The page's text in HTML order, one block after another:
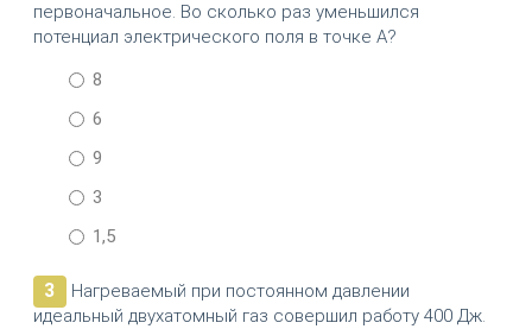
первоначальное. Во сколько раз уменьшился
потенциал электрического поля в точке А?
8
6
9
3
1,5
3
Нагреваемый при постоянном давлении
идеальный двухатомный газ совершил работу 400 Дж.